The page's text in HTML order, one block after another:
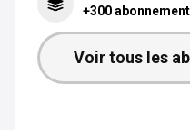
+300
Voir tous les